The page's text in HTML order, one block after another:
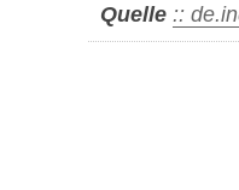
Quelle ::